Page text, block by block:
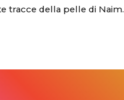
tracce della pelle di Naim.